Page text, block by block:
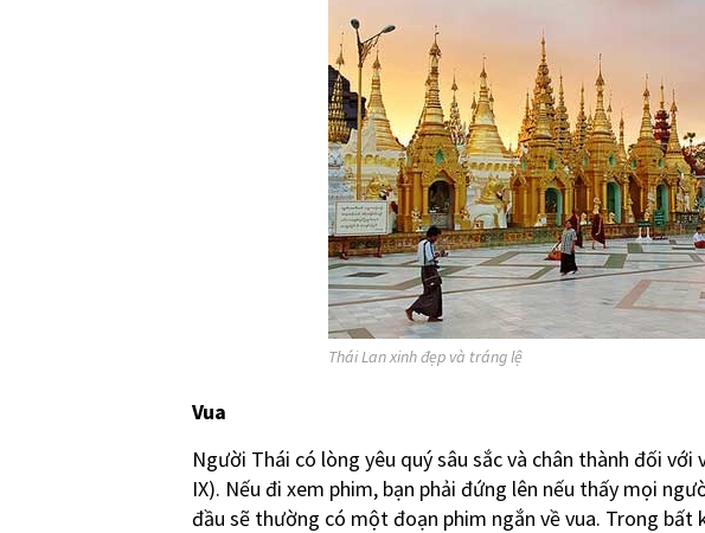
Thái Lan xinh đẹp và tráng lệ
Vua
Người Thái có lòng yêu quý sâu sắc và chân thành đối với
IX). Nếu đi xem phim, bạn phải đứng lên nếu thấy mọi
đầu sẽ thường có một đoạn phim ngắn về vua. Trong bất